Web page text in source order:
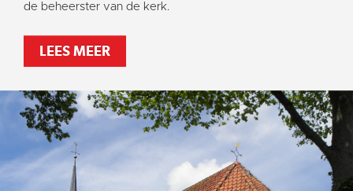
de beheerster van de kerk.
LEES MEER